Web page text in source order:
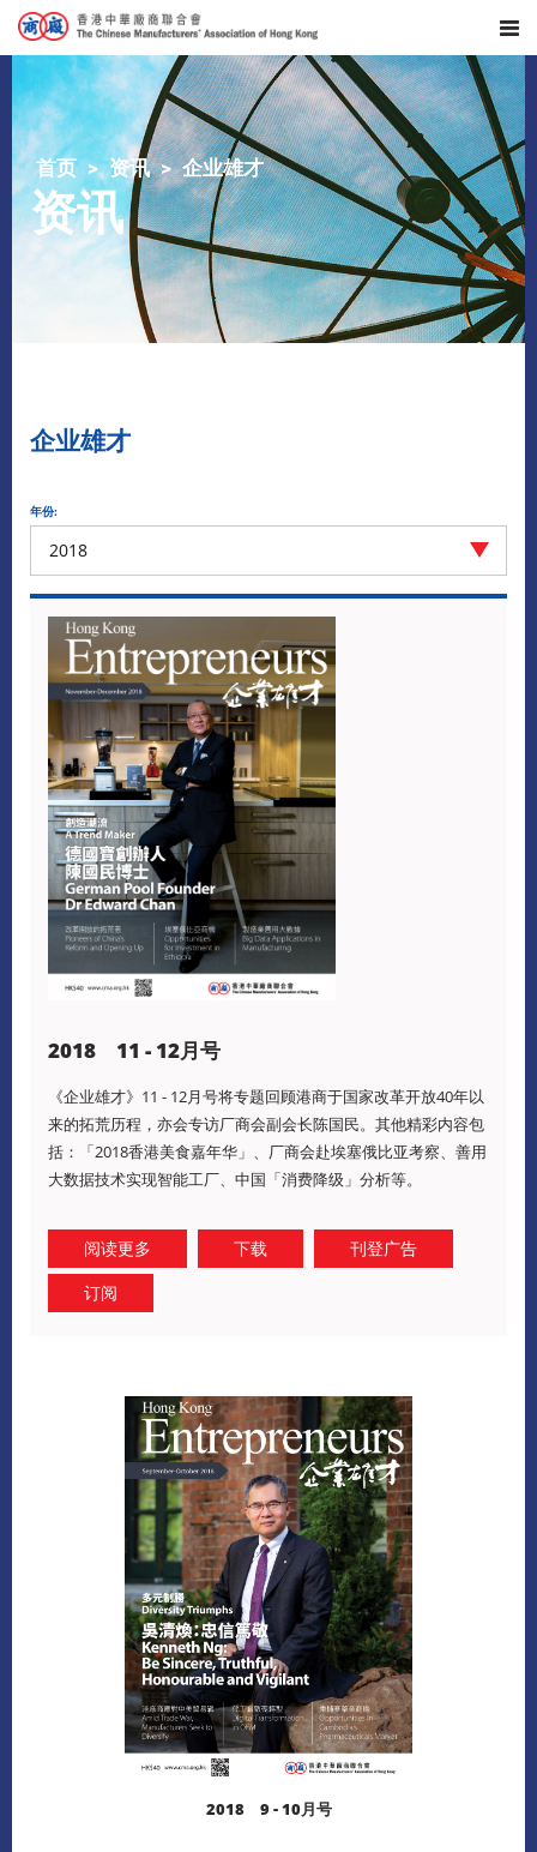
首页 资讯 企业雄才
资讯
企业雄才
年份:
2018
2018 11 - 12月号
《企业雄才》11 - 12月号将专题回顾港商于国家改革开放40年以
来的拓荒历程，亦会专访厂商会副会长陈国民。其他精彩内容包
括：「2018香港美食嘉年华」、厂商会赴埃塞俄比亚考察、善用
大数据技术实现智能工厂、中国「消费降级」分析等。
阅读更多 下载
刊登广告
订阅
2018 9 - 10月号